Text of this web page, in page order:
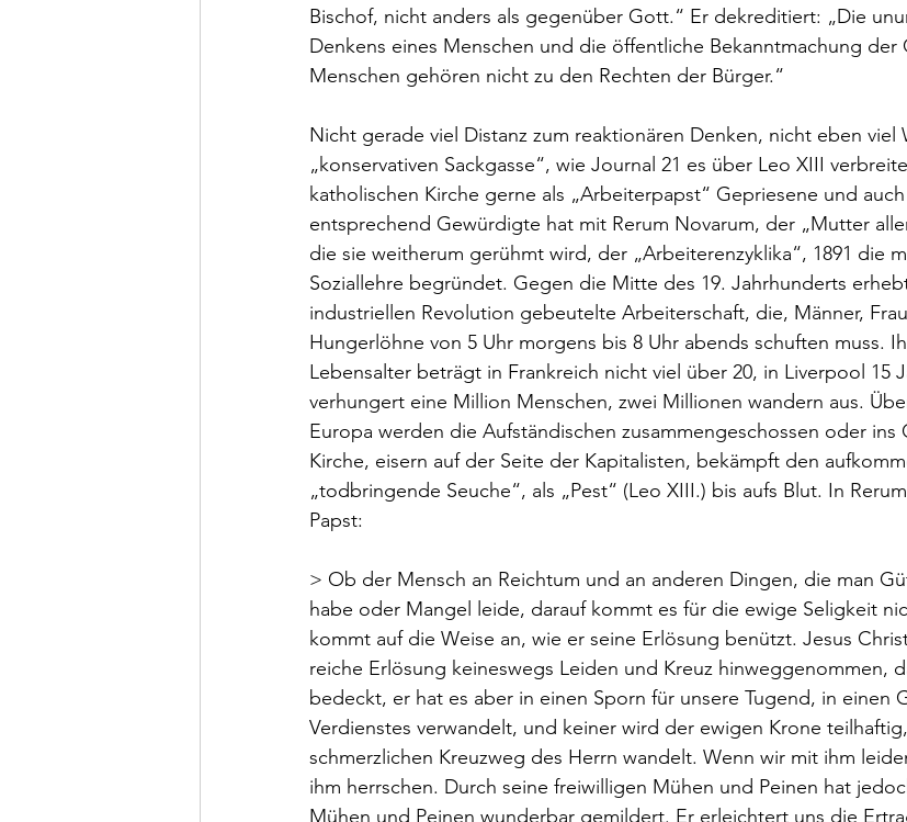
Bischof, nicht anders als gegenüber Gott.“ Er dekreditiert: „Die
Denkens eines Menschen und die öffentliche Bekanntmachung der
Menschen gehören nicht zu den Rechten der Bürger.“
Nicht gerade viel Distanz zum reaktionären Denken, nicht eben viel
„konservativen Sackgasse“, wie Journal 21 es über Leo XIII
katholischen Kirche gerne als „Arbeiterpapst“ Gepriesene und
entsprechend Gewürdigte hat mit Rerum Novarum, der „Mutter
die sie weitherum gerühmt wird, der „Arbeiterenzyklika“, 1891 die
Soziallehre begründet. Gegen die Mitte des 19. Jahrhunderts
industriellen Revolution gebeutelte Arbeiterschaft, die, Männer,
Hungerlöhne von 5 Uhr morgens bis 8 Uhr abends schuften muss.
Lebensalter beträgt in Frankreich nicht viel über 20, in Liverpool 15
verhungert eine Million Menschen, zwei Millionen wandern aus.
Europa werden die Aufständischen zusammengeschossen oder ins
Kirche, eisern auf der Seite der Kapitalisten, bekämpft den
„todbringende Seuche“, als „Pest“ (Leo XIII.) bis aufs Blut. In
Papst:
> Ob der Mensch an Reichtum und an anderen Dingen, die man
habe oder Mangel leide, darauf kommt es für die ewige Seligkeit
kommt auf die Weise an, wie er seine Erlösung benützt. Jesus
reiche Erlösung keineswegs Leiden und Kreuz hinweggenommen,
bedeckt, er hat es aber in einen Sporn für unsere Tugend, in einen
Verdienstes verwandelt, und keiner wird der ewigen Krone
schmerzlichen Kreuzweg des Herrn wandelt. Wenn wir mit ihm
ihm herrschen. Durch seine freiwilligen Mühen und Peinen hat
Mühen und Peinen wunderbar gemildert. Er erleichtert uns die